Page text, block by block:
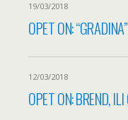
19/03/2018
OPET ON: “GRADINA”
12/03/2018
OPET ON: BREND,